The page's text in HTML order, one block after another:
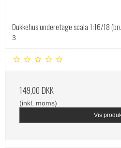
Dukkehus underetage scala 1:16/18
3
149,00 DKK
(inkl. moms)
Vis